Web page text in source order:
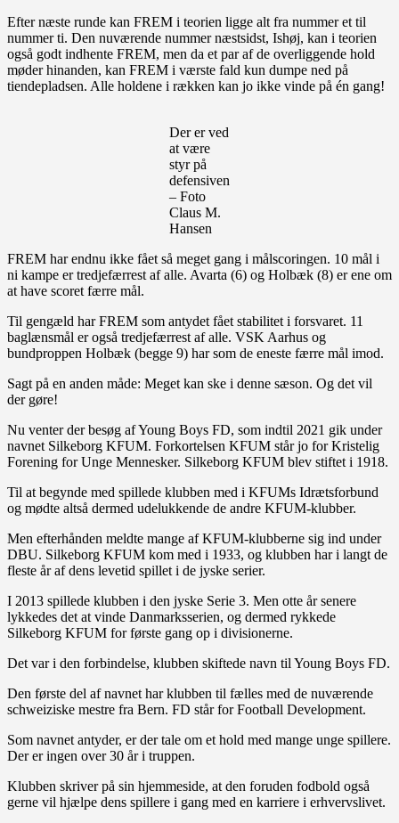
Efter næste runde kan FREM i teorien ligge alt fra nummer et til
nummer ti. Den nuværende nummer næstsidst, Ishøj, kan i teorien
også godt indhente FREM, men da et par af de overliggende hold
møder hinanden, kan FREM i værste fald kun dumpe ned på
tiendepladsen. Alle holdene i rækken kan jo ikke vinde på én gang!
Der er ved
at være
styr på
defensiven
– Foto
Claus M.
Hansen
FREM har endnu ikke fået så meget gang i målscoringen. 10 mål i
ni kampe er tredjefærrest af alle. Avarta (6) og Holbæk (8) er ene om
at have scoret færre mål.
Til gengæld har FREM som antydet fået stabilitet i forsvaret. 11
baglænsmål er også tredjefærrest af alle. VSK Aarhus og
bundproppen Holbæk (begge 9) har som de eneste færre mål imod.
Sagt på en anden måde: Meget kan ske i denne sæson. Og det vil
der gøre!
Nu venter der besøg af Young Boys FD, som indtil 2021 gik under
navnet Silkeborg KFUM. Forkortelsen KFUM står jo for Kristelig
Forening for Unge Mennesker. Silkeborg KFUM blev stiftet i 1918.
Til at begynde med spillede klubben med i KFUMs Idrætsforbund
og mødte altså dermed udelukkende de andre KFUM-klubber.
Men efterhånden meldte mange af KFUM-klubberne sig ind under
DBU. Silkeborg KFUM kom med i 1933, og klubben har i langt de
fleste år af dens levetid spillet i de jyske serier.
I 2013 spillede klubben i den jyske Serie 3. Men otte år senere
lykkedes det at vinde Danmarksserien, og dermed rykkede
Silkeborg KFUM for første gang op i divisionerne.
Det var i den forbindelse, klubben skiftede navn til Young Boys FD.
Den første del af navnet har klubben til fælles med de nuværende
schweiziske mestre fra Bern. FD står for Football Development.
Som navnet antyder, er der tale om et hold med mange unge spillere.
Der er ingen over 30 år i truppen.
Klubben skriver på sin hjemmeside, at den foruden fodbold også
gerne vil hjælpe dens spillere i gang med en karriere i erhvervslivet.